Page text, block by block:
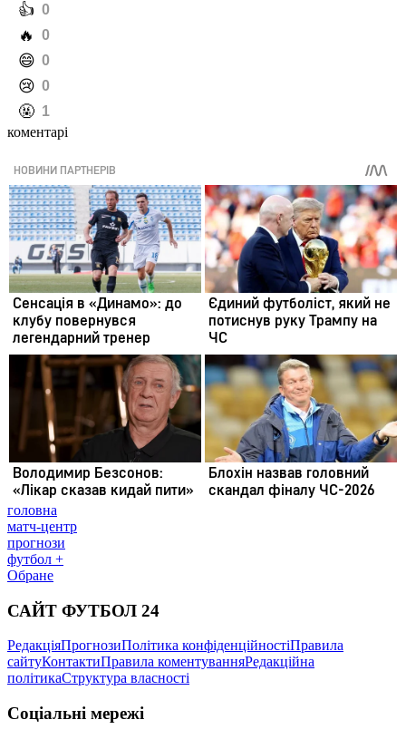
️👍 0
️🔥 0
️😄 0
️😢 0
️🤬 1
коментарі
головна
матч-центр
прогнози
футбол +
Обране
САЙТ ФУТБОЛ 24
РедакціяПрогнозиПолітика конфіденційностіПравила
сайтуКонтактиПравила коментуванняРедакційна
політикаСтруктура власності
Соціальні мережі